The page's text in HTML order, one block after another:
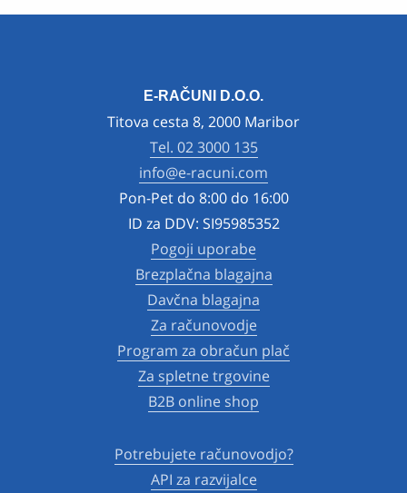
E-RAČUNI D.O.O.
Titova cesta 8, 2000 Maribor
Tel. 02 3000 135
info@e-racuni.com
Pon-Pet do 8:00 do 16:00
ID za DDV: SI95985352
Pogoji uporabe
Brezplačna blagajna
Davčna blagajna
Za računovodje
Program za obračun plač
Za spletne trgovine
B2B online shop
Potrebujete računovodjo?
API za razvijalce